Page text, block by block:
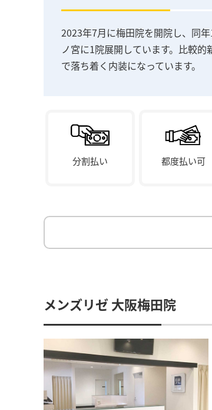
2023年7月に梅田院を開院し、同
ノ宮に1院展開しています。比較
で落ち着く内装になっています。
分割払い 都度払い可
メンズリゼ 大阪梅田院